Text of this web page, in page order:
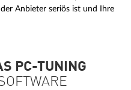
Anbieter seriös ist und Ihre
PC-TUNING